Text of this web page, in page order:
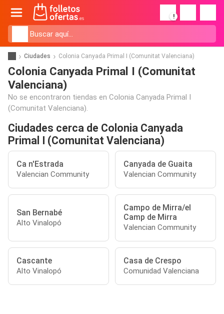
!
Ciudades Colonia Canyada Primal I (Comunitat Valenciana)
Colonia Canyada Primal I (Comunitat
Valenciana)
No se encontraron tiendas en Colonia Canyada Primal I
(Comunitat Valenciana).
Ciudades cerca de Colonia Canyada
Primal I (Comunitat Valenciana)
Ca n'Estrada
Valencian Community
Canyada de Guaita
Valencian Community
San Bernabé
Alto Vinalopó
Campo de Mirra/el
Camp de Mirra
Valencian Community
Cascante
Alto Vinalopó
Casa de Crespo
Comunidad Valenciana